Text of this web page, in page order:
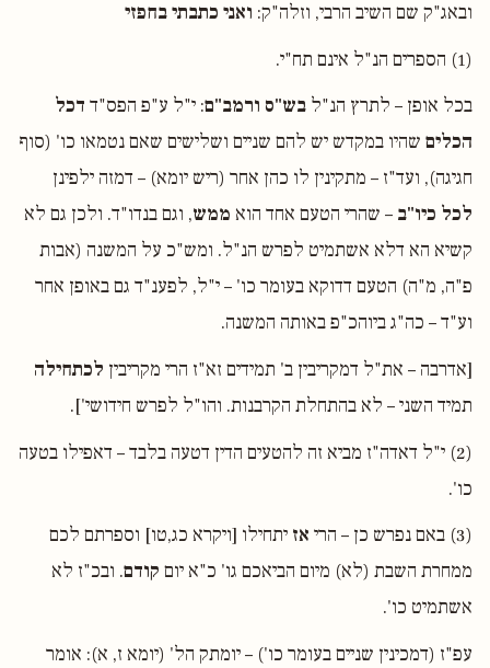
ובאג"ק שם השיב הרבי, וזלה"ק: ואני כתבתי בחפזי
(1) הספרים הנ"ל אינם תח"י.
בכל אופן – לתרץ הנ"ל בש"ס ורמב"ם: י"ל ע"פ הפס"ד דכל
הכלים שהיו במקדש יש להם שניים ושלישים שאם נטמאו כו' (סוף
חגיגה), ועד"ז – מתקינין לו כהן אחר (ריש יומא) – דמזה ילפינן
לכל כיו"ב – שהרי הטעם אחד הוא ממש, וגם בנדו"ד. ולכן גם לא
קשיא הא דלא אשתמיט לפרש הנ"ל. ומש"כ על המשנה (אבות
פ"ה, מ"ה) הטעם דדוקא בעומר כו' – י"ל, לפענ"ד גם באופן אחר
וע"ד – כה"ג ביוהכ"פ באותה המשנה.
[אדרבה – את"ל דמקריבין ב' תמידים זא"ז הרי מקריבין לכתחילה
תמיד השני – לא בהתחלת הקרבנות. והו"ל לפרש חידושי'].
(2) י"ל דאדה"ז מביא זה להטעים הדין דטעה בלבד – דאפילו בטעה
כו'.
(3) באם נפרש כן – הרי
אז יתחילו [ויקרא כג,טו] וספרתם לכם
ממחרת השבת (לא) מיום הביאכם גו' כ"א יום קודם. ובכ"ז לא
אשתמיט כו'.
עפ"ז (דמכינין שניים בעומר כו') – יומתק הל' (יומא ז, א): אומר